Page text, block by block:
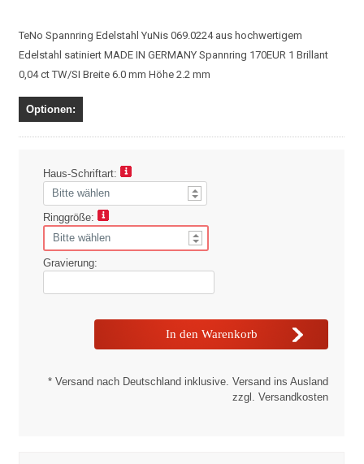
TeNo Spannring Edelstahl YuNis 069.0224 aus hochwertigem
Edelstahl satiniert MADE IN GERMANY Spannring 170EUR 1 Brillant
0,04 ct TW/SI Breite 6.0 mm Höhe 2.2 mm
Optionen:
Haus-Schriftart:
Ringgröße:
Gravierung:
* Versand nach Deutschland inklusive. Versand ins Ausland
zzgl. Versandkosten